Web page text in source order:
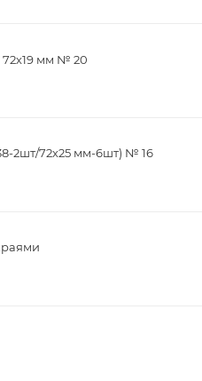
72х19 мм № 20
2шт/72х25 мм-6шт) № 16